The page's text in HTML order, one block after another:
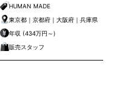
HUMAN MADE
東京都｜京都府｜大阪府｜兵庫県
年収 (434万円～)
販売スタッフ